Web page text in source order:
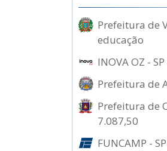
Prefeitura de
educação
INOVA OZ -
Prefeitura de
Prefeitura de
7.087,50
FUNCAMP -